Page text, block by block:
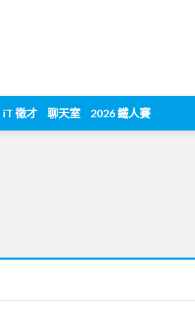
iT 徵才 聊天室 2026 鐵人賽